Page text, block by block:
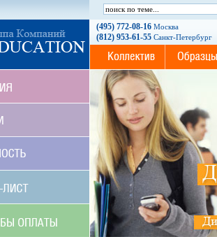
(495) 772-08-16 Москва
(812) 953-61-55 Санкт-Петербург